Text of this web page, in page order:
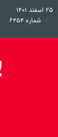
۲۵ اسفند ۱۴۰۱
شماره ۶۴۵۴